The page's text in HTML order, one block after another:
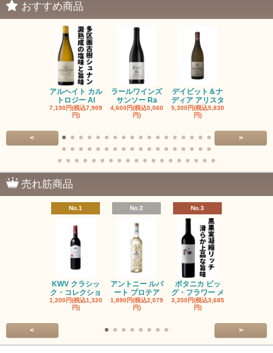
おすすめ商品
アルヘイト カル
トロジー Al
7,190円(税込7,909
円)
ラールワインズ
サンソー Ra
4,600円(税込5,060
円)
デイビット＆ナ
ディア アリスタ
5,300円(税込5,830
円)
< >
売れ筋商品
No.1
KWV クラシッ
ク・コレクショ
1,200円(税込1,320
円)
No.2
アントニー ルパ
ート プロテア
1,890円(税込2,079
円)
No.3
ボタニカ ビッ
グ・フラワー メ
3,350円(税込3,685
円)
< >